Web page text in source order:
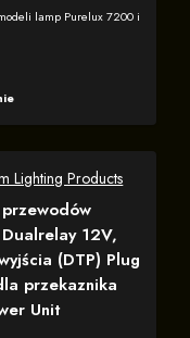
lamp Purelux 7200 i
Lighting Products
12V,
(DTP) Plug
przekaznika
Unit